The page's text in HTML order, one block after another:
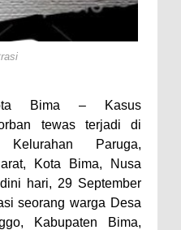
Sanggar
Soliditas-Sinergi,
Dunia Argentina vs
Polres Bima Pererat
dengan Masyarakat
Warga dan Polisi
Bareng Laga Prancis vs
Bima – Kasus
tewas terjadi di
Paruga,
Kota Bima, Nusa
hari, 29 September
seorang warga Desa
Kabupaten Bima,